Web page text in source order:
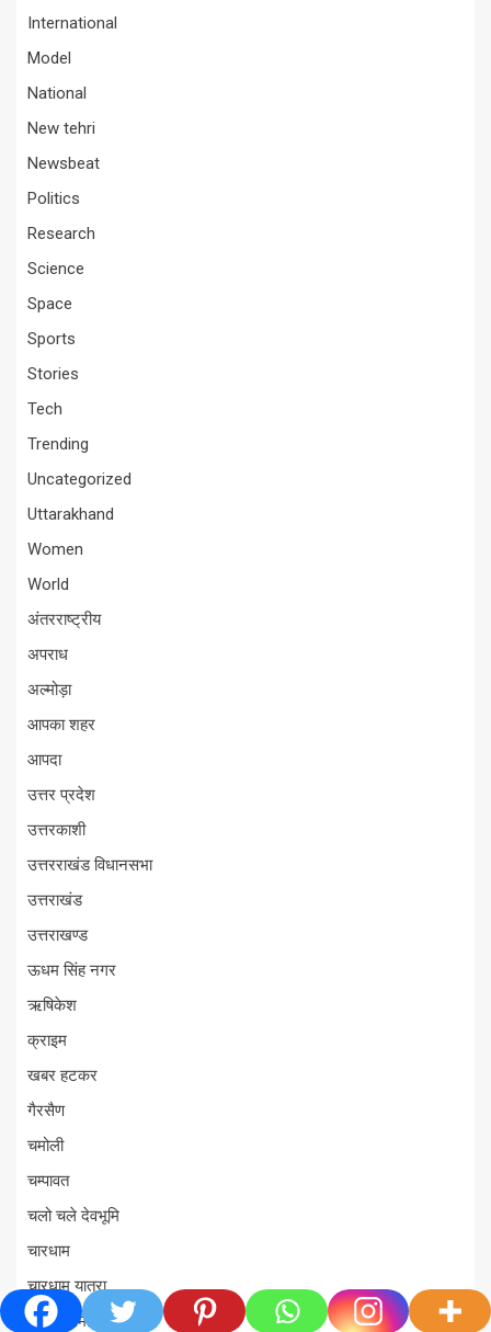
International
Model
National
New tehri
Newsbeat
Politics
Research
Science
Space
Sports
Stories
Tech
Trending
Uncategorized
Uttarakhand
Women
World
अंतरराष्ट्रीय
अपराध
अल्मोड़ा
आपका शहर
आपदा
उत्तर प्रदेश
उत्तरकाशी
उत्तरराखंड विधानसभा
उत्तराखंड
उत्तराखण्ड
ऊधम सिंह नगर
ऋषिकेश
क्राइम
खबर हटकर
गैरसैण
चमोली
चम्पावत
चलो चले देवभूमि
चारधाम
चारधाम यात्रा
जम्मू-कश्मीर